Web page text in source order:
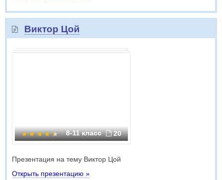
Виктор Цой
8-11 класс 20
Презентация на тему Виктор Цой
Открыть презентацию »